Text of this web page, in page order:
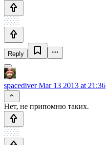
Reply
spacediverMar 13 2013 at 21:36
Нет, не припомню таких.